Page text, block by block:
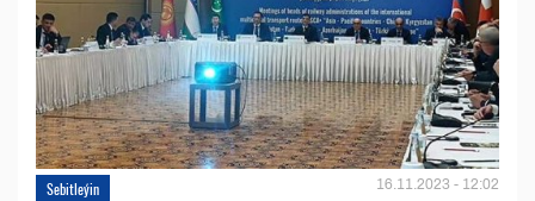
Sebitleýin 16.11.2023 - 12:02